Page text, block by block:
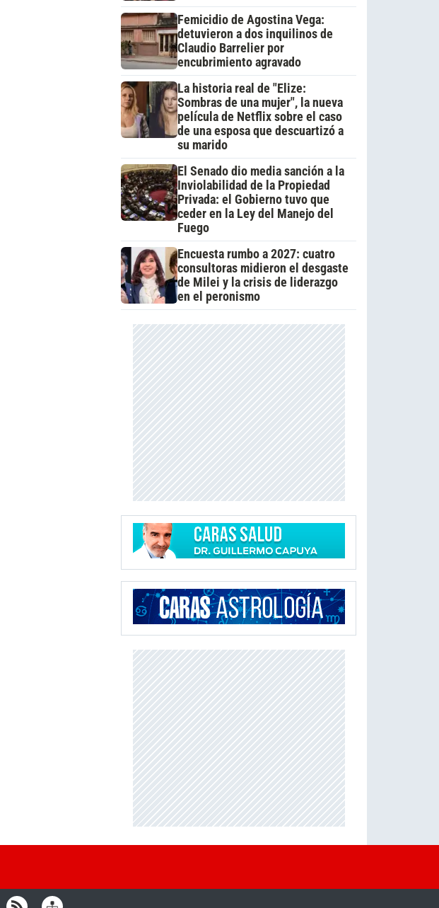
Femicidio de Agostina Vega:
detuvieron a dos inquilinos de
Claudio Barrelier por
encubrimiento agravado
La historia real de "Elize:
Sombras de una mujer", la nueva
película de Netflix sobre el caso
de una esposa que descuartizó a
su marido
El Senado dio media sanción a la
Inviolabilidad de la Propiedad
Privada: el Gobierno tuvo que
ceder en la Ley del Manejo del
Fuego
Encuesta rumbo a 2027: cuatro
consultoras midieron el desgaste
de Milei y la crisis de liderazgo
en el peronismo